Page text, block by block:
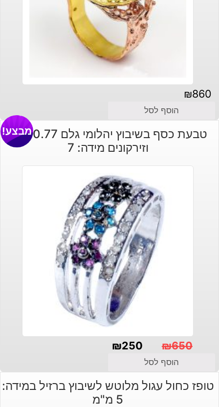
₪860
הוסף לסל
טבעת כסף בשיבוץ יהלומי גלם 0.77 קרט
וזירקונים מידה: 7
מבצע!
₪650
המקורי
היה:
₪250
הנוכחי
הוא:
הוסף לסל
טופז כחול עגול מלוטש לשיבוץ ברזיל במידה:
5 מ"מ